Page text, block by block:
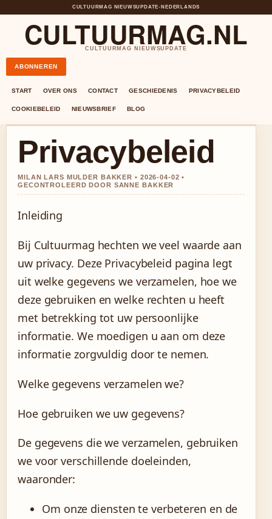
CULTUURMAG NIEUWSUPDATE• NEDERLANDS
CULTUURMAG.NL
CULTUURMAG NIEUWSUPDATE
ABONNEREN
START OVER ONS CONTACT GESCHIEDENIS PRIVACYBELEID
COOKIEBELEID NIEUWSBRIEF BLOG
Privacybeleid
MILAN LARS MULDER BAKKER • 2026-04-02 •
GECONTROLEERD DOOR SANNE BAKKER
Inleiding
Bij Cultuurmag hechten we veel waarde aan
uw privacy. Deze Privacybeleid pagina legt
uit welke gegevens we verzamelen, hoe we
deze gebruiken en welke rechten u heeft
met betrekking tot uw persoonlijke
informatie. We moedigen u aan om deze
informatie zorgvuldig door te nemen.
Welke gegevens verzamelen we?
Hoe gebruiken we uw gegevens?
De gegevens die we verzamelen, gebruiken
we voor verschillende doeleinden,
waaronder:
Om onze diensten te verbeteren en de